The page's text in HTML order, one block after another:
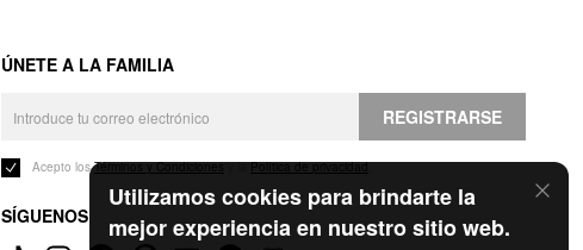
Utilizamos cookies para brindarte la
mejor experiencia en nuestro sitio web.
ÚNETE A LA FAMILIA
REGISTRARSE
Acepto losTérminos y Condicionesy laPolítica de privacidad.
SÍGUENOS